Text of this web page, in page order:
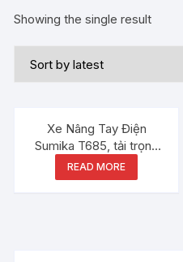
Showing the single result
Xe Nâng Tay Điện
Sumika T685, tải trọng
3000kg
READ MORE